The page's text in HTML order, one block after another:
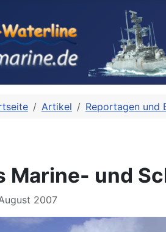
Artikel Reportagen und
Marine- und
2007